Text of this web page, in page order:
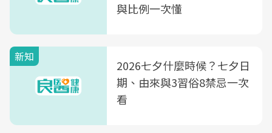
與比例一次懂
新知
2026七夕什麼時候？七夕日
期、由來與3習俗8禁忌一次
看